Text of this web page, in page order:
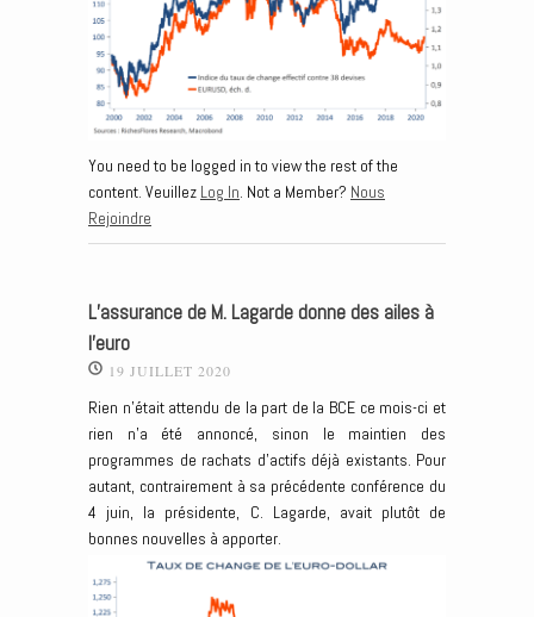
You need to be logged in to view the rest of the
content. Veuillez Log In. Not a Member? Nous
Rejoindre
L’assurance de M. Lagarde donne des ailes à
l’euro
19 JUILLET 2020
Rien n’était attendu de la part de la BCE ce mois-ci et
rien n’a été annoncé, sinon le maintien des
programmes de rachats d’actifs déjà existants. Pour
autant, contrairement à sa précédente conférence du
4 juin, la présidente, C. Lagarde, avait plutôt de
bonnes nouvelles à apporter.